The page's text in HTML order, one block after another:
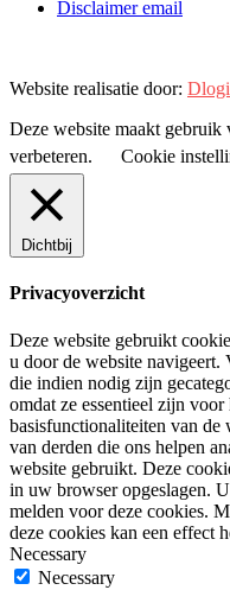
Disclaimer email
Website realisatie door:
Deze website maakt
verbeteren.
Cookie
Dichtbij
Privacyoverzicht
Deze website gebruikt
u door de website navigeert.
die indien nodig zijn
omdat ze essentieel zijn
basisfunctionaliteiten van de
van derden die ons helpen
website gebruikt. Deze
in uw browser opgeslagen.
melden voor deze cookies.
deze cookies kan een effect
Necessary
Necessary